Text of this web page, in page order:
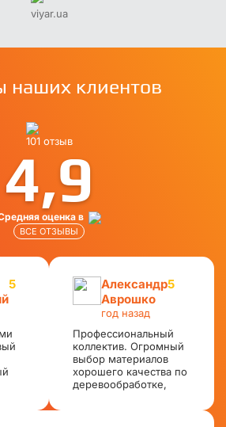
viyar.ua
наших клиентов
101 отзыв
4,9
оценка в
ВСЕ ОТЗЫВЫ
5
Александр
Аврошко
год назад
5
Профессиональный
коллектив. Огромный
выбор материалов
хорошего качества по
деревообработке,